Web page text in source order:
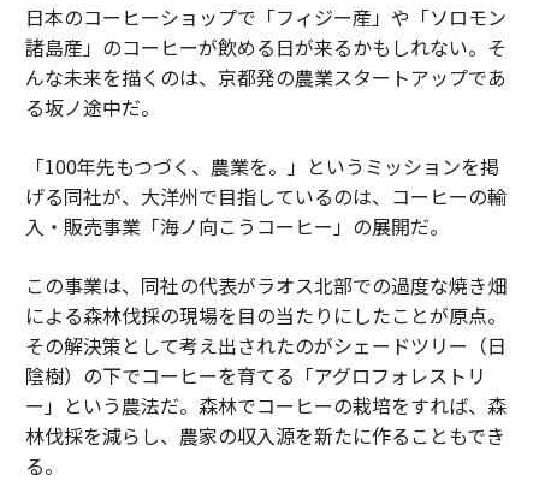
日本のコーヒーショップで「フィジー産」や「ソロモン
諸島産」のコーヒーが飲める日が来るかもしれない。そ
んな未来を描くのは、京都発の農業スタートアップであ
る坂ノ途中だ。
「100年先もつづく、農業を。」というミッションを掲
げる同社が、大洋州で目指しているのは、コーヒーの輸
入・販売事業「海ノ向こうコーヒー」の展開だ。
この事業は、同社の代表がラオス北部での過度な焼き畑
による森林伐採の現場を目の当たりにしたことが原点。
その解決策として考え出されたのがシェードツリー（日
陰樹）の下でコーヒーを育てる「アグロフォレストリ
ー」という農法だ。森林でコーヒーの栽培をすれば、森
林伐採を減らし、農家の収入源を新たに作ることもでき
る。